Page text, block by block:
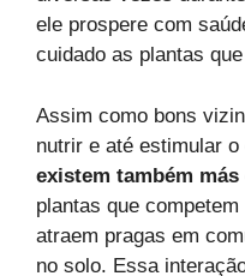
ele prospere com
cuidado as plantas
Assim como bons
nutrir e até estimular
existem também
plantas que
atraem pragas em
no solo. Essa